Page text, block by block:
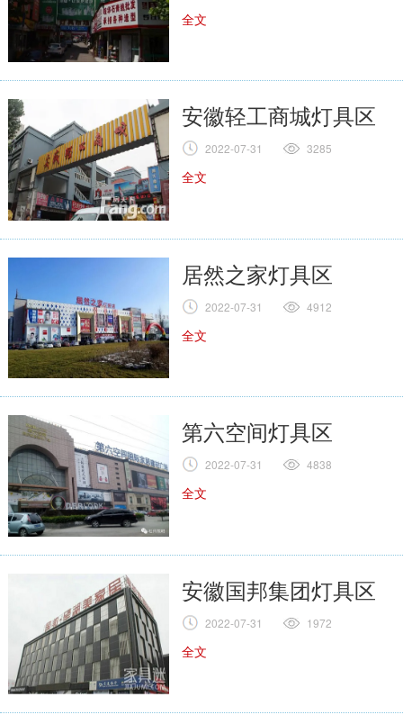
全文
安徽轻工商城灯具区
2022-07-31 3285
全文
居然之家灯具区
2022-07-31 4912
全文
第六空间灯具区
2022-07-31 4838
全文
安徽国邦集团灯具区
2022-07-31 1972
全文